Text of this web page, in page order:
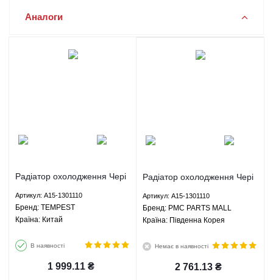
Аналоги
Радіатор охолодження Чері
Amulet Karry 1.5 1.6 МКПП -
A15-1301110 TEMPEST
Артикул: A15-1301110
Брeнд: TEMPEST
Країна: Китай
В наявності
1 999.11₴
Радіатор охолодження Чері
Amulet Karry 1.5 1.6 МКПП -
A15-1301110 PMC PARTS
MALL
Артикул: A15-1301110
Брeнд: PMC PARTS MALL
Країна: Південна Корея
Немає в наявності
2 761.13₴